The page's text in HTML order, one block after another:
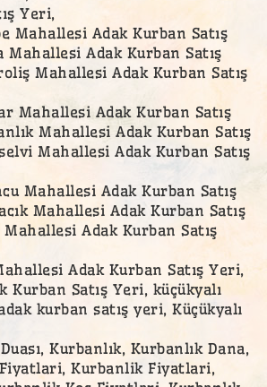
Yeri,
Mahallesi Adak Kurban Satış
Adak Kurban Satış
Mahallesi Adak Kurban Satış
Mahallesi Adak Kurban Satış
Mahallesi Adak Kurban Satış
Mahallesi Adak Kurban Satış
Mahallesi Adak Kurban Satış
Mahallesi Adak Kurban Satış
Adak Kurban Satış
Adak Kurban Satış Yeri,
Kurban Satış Yeri, küçükyalı
kurban satış yeri, Küçükyalı
Kurbanlık, Kurbanlık Dana,
Kurbanlik Fiyatlari,